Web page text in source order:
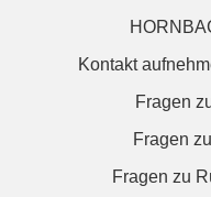
Kontakt
Fragen
Fragen
Fragen zu